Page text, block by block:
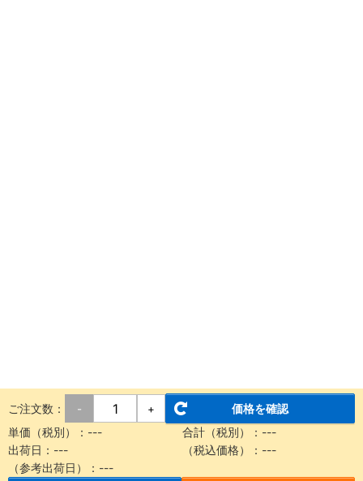
ご注文数： - +
価格を確認
単価（税別）： --- 合計（税別）： ---
出荷日： --- （税込価格）： ---
（参考出荷日）： ---